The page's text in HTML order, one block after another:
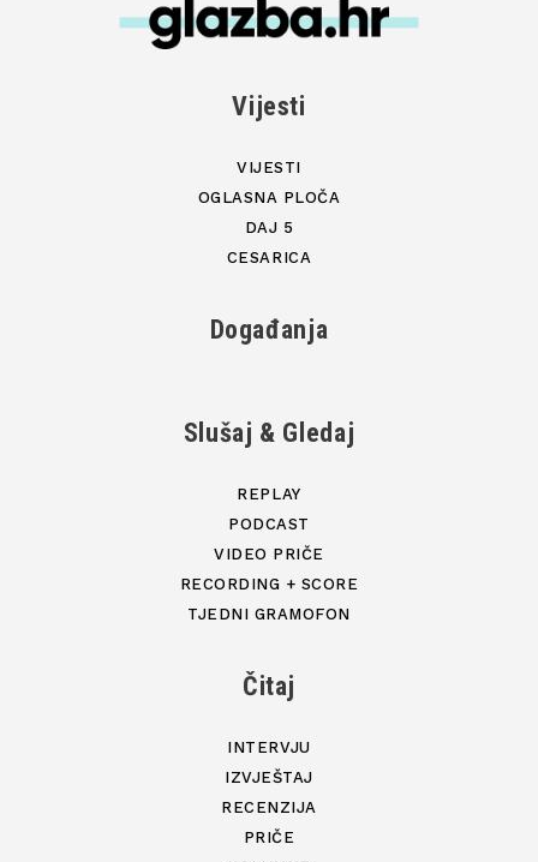
Vijesti
VIJESTI
OGLASNA PLOČA
DAJ 5
CESARICA
Događanja
Slušaj & Gledaj
REPLAY
PODCAST
VIDEO PRIČE
RECORDING + SCORE
TJEDNI GRAMOFON
Čitaj
INTERVJU
IZVJEŠTAJ
RECENZIJA
PRIČE